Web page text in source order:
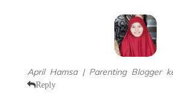
April Hamsa | Parenting Blogger
Reply